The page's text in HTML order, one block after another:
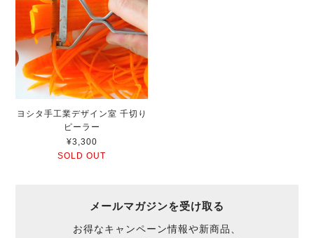
ヨシタ手工業デザイン室 千切り
ピーラー
¥3,300
SOLD OUT
メールマガジンを受け取る
お得なキャンペーン情報や新商品、